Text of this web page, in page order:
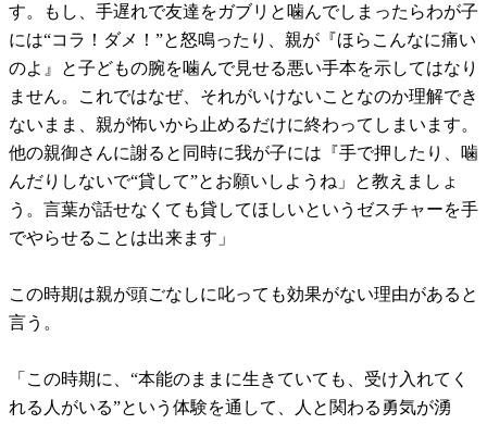
す。もし、手遅れで友達をガブリと噛んでしまったらわが子
には“コラ！ダメ！”と怒鳴ったり、親が『ほらこんなに痛い
のよ』と子どもの腕を噛んで見せる悪い手本を示してはなり
ません。これではなぜ、それがいけないことなのか理解でき
ないまま、親が怖いから止めるだけに終わってしまいます。
他の親御さんに謝ると同時に我が子には『手で押したり、噛
んだりしないで“貸して”とお願いしようね」と教えましょ
う。言葉が話せなくても貸してほしいというゼスチャーを手
でやらせることは出来ます」
この時期は親が頭ごなしに叱っても効果がない理由があると
言う。
「この時期に、“本能のままに生きていても、受け入れてく
れる人がいる”という体験を通して、人と関わる勇気が湧